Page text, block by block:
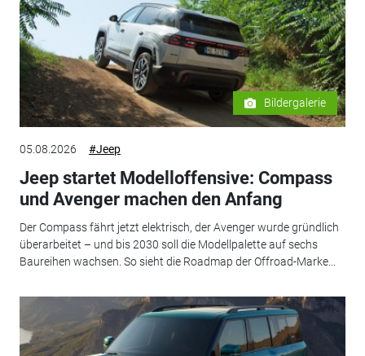
Bildergalerie
05.08.2026 #Jeep
Jeep startet Modelloffensive: Compass
und Avenger machen den Anfang
Der Compass fährt jetzt elektrisch, der Avenger wurde gründlich
überarbeitet – und bis 2030 soll die Modellpalette auf sechs
Baureihen wachsen. So sieht die Roadmap der Offroad-Marke...